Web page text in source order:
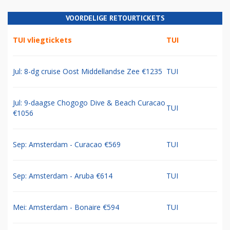
VOORDELIGE RETOURTICKETS
TUI vliegtickets TUI
Jul: 8-dg cruise Oost Middellandse Zee €1235 TUI
Jul: 9-daagse Chogogo Dive & Beach Curacao
€1056
TUI
Sep: Amsterdam - Curacao €569 TUI
Sep: Amsterdam - Aruba €614 TUI
Mei: Amsterdam - Bonaire €594 TUI